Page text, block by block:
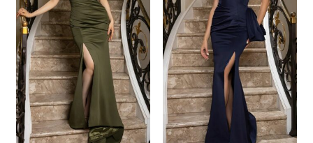
VARIANTES.
LAS
OPCIONES
SE
PUEDEN
ELEGIR
EN
LA
VARIANTES.
LAS
OPCIONES
SE
PUEDEN
ELEGIR
EN
LA